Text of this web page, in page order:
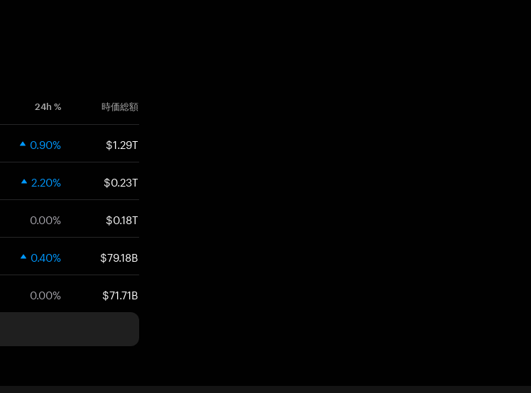
24h % 時価総額
0.90% $1.29T
2.20% $0.23T
0.00% $0.18T
0.40% $79.18B
0.00% $71.71B